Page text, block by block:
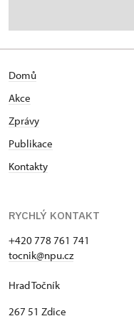
Domů
Akce
Zprávy
Publikace
Kontakty
RYCHLÝ KONTAKT
+420 778 761 741
tocnik@npu.cz
Hrad Točník
267 51 Zdice